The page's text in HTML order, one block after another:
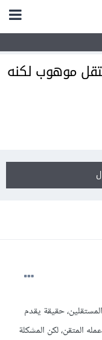
موهوب لكنه
حقيقة يقدم
المتقن، لكن المشكلة